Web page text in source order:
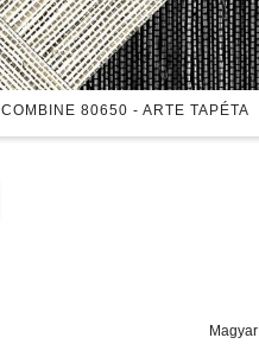
COMBINE 80650 - ARTE TAPÉTA
Magyar